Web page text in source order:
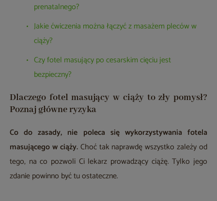
prenatalnego?
Jakie ćwiczenia można łączyć z masażem pleców w
ciąży?
Czy fotel masujący po cesarskim cięciu jest
bezpieczny?
Dlaczego fotel masujący w ciąży to zły pomysł?
Poznaj główne ryzyka
Co do zasady, nie poleca się wykorzystywania fotela
masującego w ciąży.Choć tak naprawdę wszystko zależy od
tego, na co pozwoli Ci lekarz prowadzący ciążę. Tylko jego
zdanie powinno być tu ostateczne.